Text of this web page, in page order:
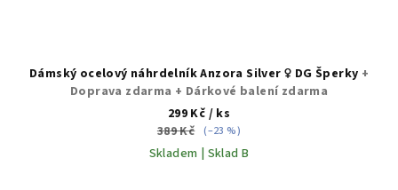
Dámský ocelový náhrdelník Anzora Silver ♀️ DG Šperky +
Doprava zdarma + Dárkové balení zdarma
299 Kč / ks
389 Kč (–23 %)
Skladem | Sklad B